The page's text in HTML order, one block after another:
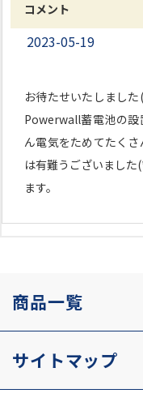
コメント
2023-05-19
お待たせいたしまし
Powerwall蓄電池の
ん電気をためてたく
は有難うございまし
ます。
商品一覧
サイトマップ